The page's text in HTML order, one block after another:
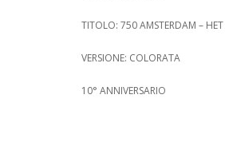
TITOLO: 750 AMSTERDAM –
VERSIONE: COLORATA
10° ANNIVERSARIO